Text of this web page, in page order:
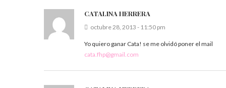
CATALINA HERRERA
octubre 28, 2013 - 11:50 pm
Yo quiero ganar Cata! se me olvidó poner el mail
cata.fhp@gmail.com